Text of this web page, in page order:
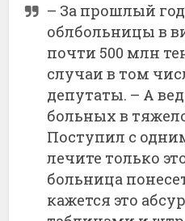
– За прошлый
облбольницы в
почти 500 млн
случаи в том
депутаты. – А
больных в
Поступил с
лечите только
больница
кажется это